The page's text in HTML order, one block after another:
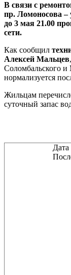
В связи с
пр. Ломоносова –
до 3 мая 21.00
сети.
Как сообщил
Алексей Мальцев
Соломбальского и
нормализуется
Жильцам
суточный запас